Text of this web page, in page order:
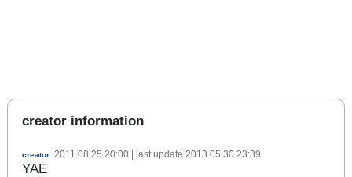
creator information
creator 2011.08.25 20:00 | last update 2013.05.30 23:39
YAE